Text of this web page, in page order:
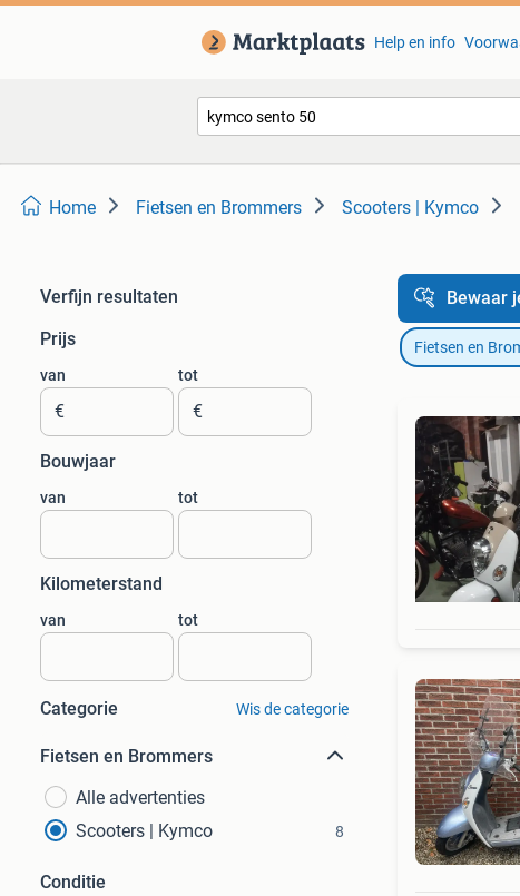
Help en info
Home Fietsen en Brommers Scooters | Kymco
Verfijn resultaten
Prijs
van
€
tot
€
Bouwjaar
van tot
Kilometerstand
van tot
Categorie Wis de categorie
Fietsen en Brommers
Alle advertenties
Scooters | Kymco
8
Conditie
Bewaar
Fietsen en